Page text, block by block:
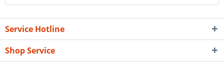
Service Hotline
Shop Service